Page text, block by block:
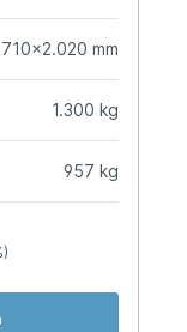
mm
1.300 kg
957 kg